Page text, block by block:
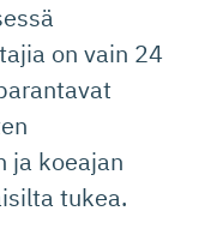
on vain 24
ja koeajan
tukea.